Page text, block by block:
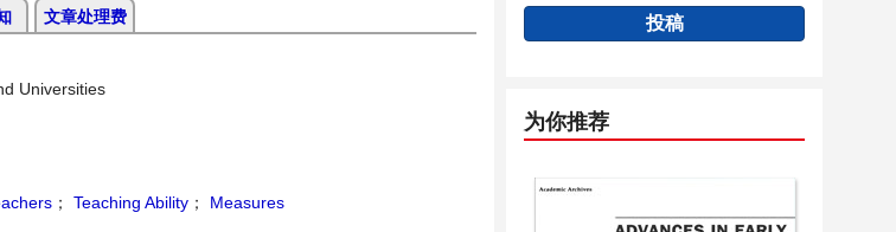
文章处理费
Universities
； Teaching Ability ； Measures
投稿
为你推荐